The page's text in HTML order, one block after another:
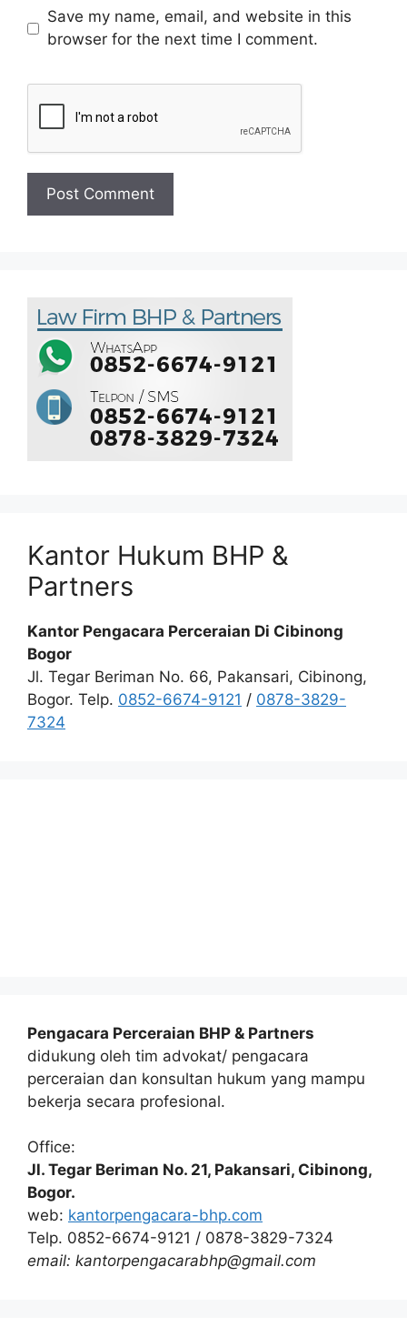
Save my name, email, and website in this
browser for the next time I comment.
Kantor Hukum BHP &
Partners
Kantor Pengacara Perceraian Di Cibinong
Bogor
Jl. Tegar Beriman No. 66, Pakansari, Cibinong,
Bogor. Telp. 0852-6674-9121 / 0878-3829-
7324
Pengacara Perceraian BHP & Partners
didukung oleh tim advokat/ pengacara
perceraian dan konsultan hukum yang mampu
bekerja secara profesional.
Office:
Jl. Tegar Beriman No. 21, Pakansari, Cibinong,
Bogor.
web: kantorpengacara-bhp.com
Telp. 0852-6674-9121 / 0878-3829-7324
email: kantorpengacarabhp@gmail.com